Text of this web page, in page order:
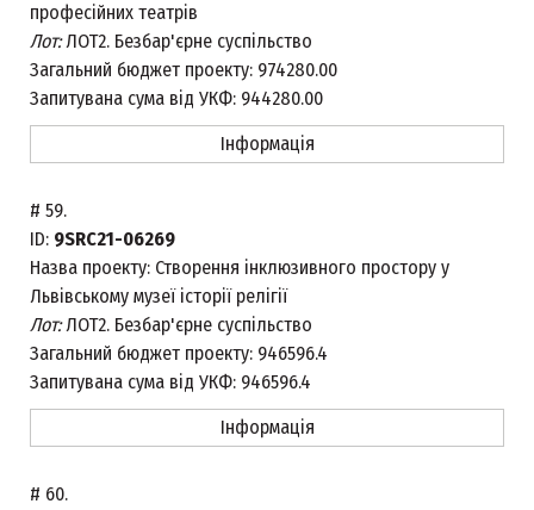
професійних театрів
Лот:ЛОТ2. Безбар'єрне суспільство
Загальний бюджет проекту: 974280.00
Запитувана сума від УКФ: 944280.00
Інформація
# 59.
ID: 9SRC21-06269
Назва проекту: Створення інклюзивного простору у
Львівському музеї історії релігії
Лот:ЛОТ2. Безбар'єрне суспільство
Загальний бюджет проекту: 946596.4
Запитувана сума від УКФ: 946596.4
Інформація
# 60.